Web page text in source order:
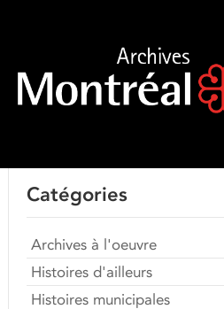
Catégories
Archives à l'oeuvre
Histoires d'ailleurs
Histoires municipales